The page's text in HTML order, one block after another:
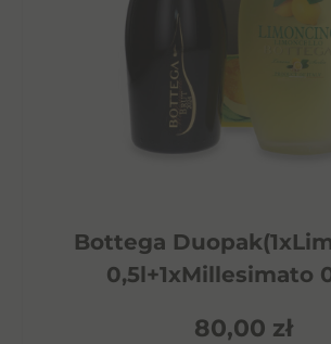
Bottega
0,5l+1xMillesimato
80,00 zł